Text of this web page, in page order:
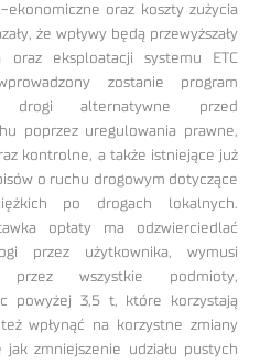
ekonomiczne oraz koszty zużycia
że wpływy będą przewyższały
oraz eksploatacji systemu ETC
zostanie program
drogi alternatywne przed
poprzez uregulowania prawne,
kontrolne, a także istniejące już
o ruchu drogowym dotyczące
po drogach lokalnych.
opłaty ma odzwierciedlać
przez użytkownika, wymusi
przez wszystkie podmioty,
powyżej 3,5 t, które korzystają
wpłynąć na korzystne zmiany
zmniejszenie udziału pustych